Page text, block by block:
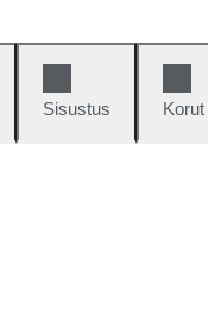
Sisustus Korut